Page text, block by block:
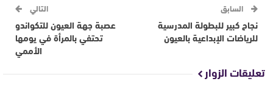
السابق
نجاح كبير للبطولة المدرسية
للرياضات الإبداعية بالعيون
التالي
عصبة جهة العيون للتكواندو
تحتفي بالمرأة في يومها
الأممي
تعليقات الزوار